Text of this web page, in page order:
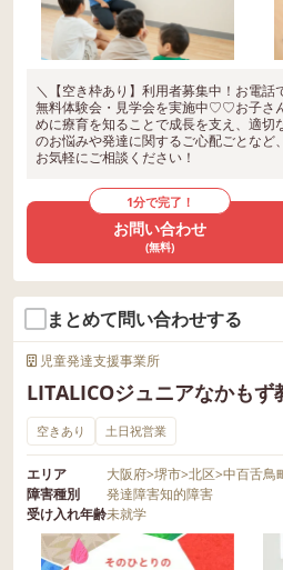
＼【空き枠あり】利用者募集中！お電
無料体験会・見学会を実施中♡♡お子さ
めに療育を知ることで成長を支え、適切
のお悩みや発達に関するご心配ごとなど
お気軽にご相談ください！
1分で完了！
お問い合わせ
(無料)
まとめて問い合わせする
児童発達支援事業所
LITALICOジュニアなかもず
空きあり 土日祝営業
エリア 大阪府>堺市>北区>中百舌鳥
障害種別
発達障害知的障害
受け入れ年齢未就学